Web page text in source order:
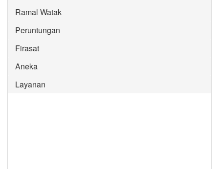
Ramal Watak
Peruntungan
Firasat
Aneka
Layanan